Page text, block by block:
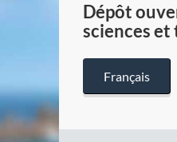
Dépôt
sciences
Français